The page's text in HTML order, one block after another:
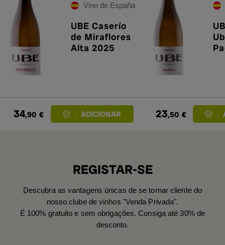
Vino de España
UBE Caserío
de Miraflores
Alta 2025
34,90 € 23,50 €
REGISTAR-SE
Descubra as vantagens únicas de se tornar cliente do
nosso clube de vinhos "Venda Privada".
É 100% gratuito e sem obrigações. Consiga até 30% de
desconto.